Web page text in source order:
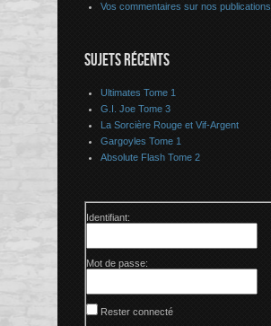
Vos commentaires sur nos publications
SUJETS RÉCENTS
Ultimates Tome 1
G.I. Joe Tome 3
La Sorcière Rouge et Vif-Argent
Gargoyles Tome 1
Absolute Flash Tome 2
Identifiant:
Mot de passe:
Rester connecté